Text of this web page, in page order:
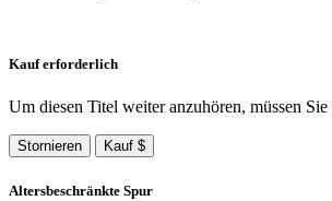
Kauf erforderlich
Um diesen Titel weiter anzuhören, müssen
Stornieren Kauf $
Altersbeschränkte Spur